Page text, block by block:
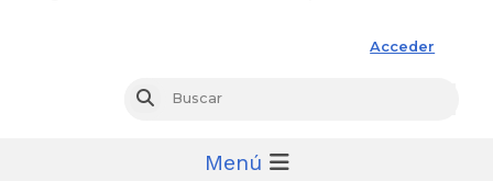
Acceder
Buscar
Menú